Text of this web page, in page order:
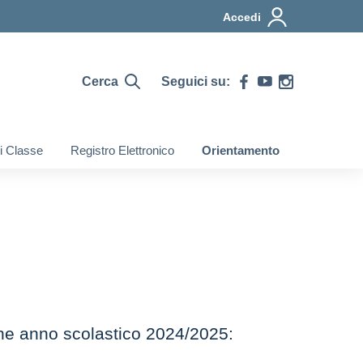
Accedi
Cerca Seguici su:
Classe Registro Elettronico Orientamento
anno scolastico 2024/2025: